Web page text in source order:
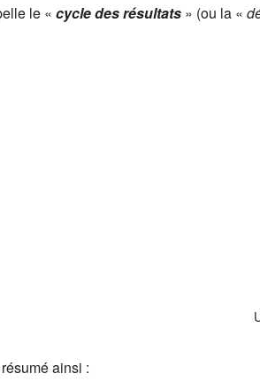
le « cycle des résultats » (ou la «
ainsi :